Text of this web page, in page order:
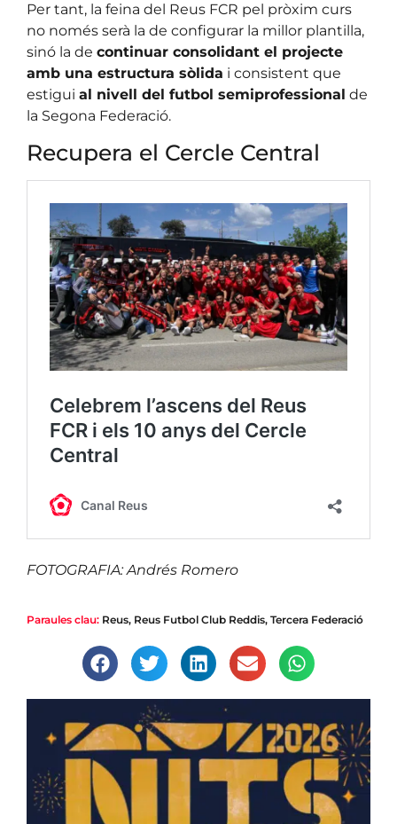
Per tant, la feina del Reus FCR pel pròxim curs
no només serà la de configurar la millor plantilla,
sinó la de continuar consolidant el projecte
amb una estructura sòlida i consistent que
estigui al nivell del futbol semiprofessional de
la Segona Federació.
Recupera el Cercle Central
FOTOGRAFIA: Andrés Romero
Paraules clau: Reus, Reus Futbol Club Reddis, Tercera Federació